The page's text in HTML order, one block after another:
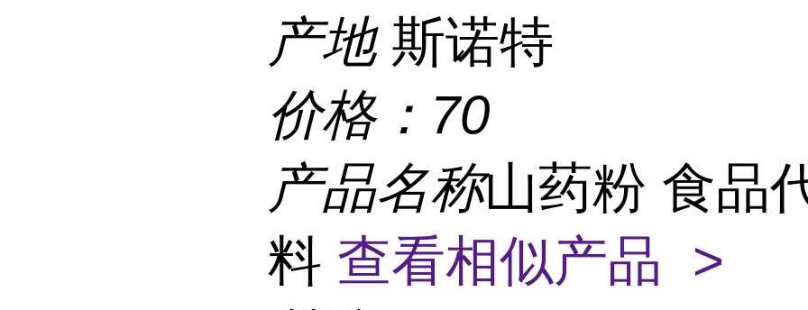
产地 斯诺特
价格： 70
产品名称山药粉 食品
料 查看相似产品 >